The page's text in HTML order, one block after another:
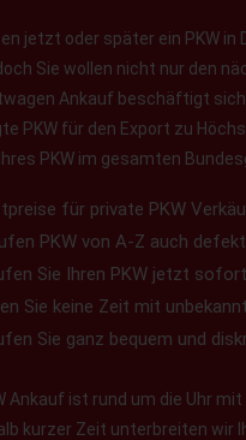
jetzt oder später ein PKW
Sie wollen nicht nur den
Ankauf beschäftigt
PKW für den Export zu
PKW im gesamten
für private PKW
PKW von A-Z auch
Sie Ihren PKW jetzt
Sie keine Zeit mit
Sie ganz bequem und
Ankauf ist rund um die Uhr
kurzer Zeit unterbreiten wir